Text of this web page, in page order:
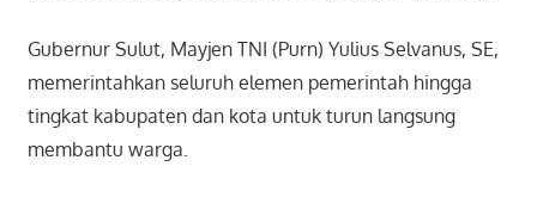
Gubernur Sulut, Mayjen TNI (Purn) Yulius Selvanus, SE,
memerintahkan seluruh elemen pemerintah hingga
tingkat kabupaten dan kota untuk turun langsung
membantu warga.